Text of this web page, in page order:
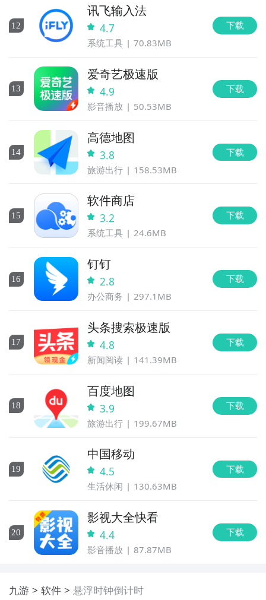
12
讯飞输入法
4.7
系统工具 70.83MB
下载
13
爱奇艺极速版
4.9
影音播放 50.53MB
下载
14
高德地图
3.8
旅游出行 158.53MB
下载
15
软件商店
3.2
系统工具 24.6MB
下载
16
钉钉
2.8
办公商务 297.1MB
下载
17
头条搜索极速版
4.8
新闻阅读 141.39MB
下载
18
百度地图
3.9
旅游出行 199.67MB
下载
19
中国移动
4.5
生活休闲 130.63MB
下载
20
影视大全快看
4.4
影音播放 87.87MB
下载
九游 软件 悬浮时钟倒计时